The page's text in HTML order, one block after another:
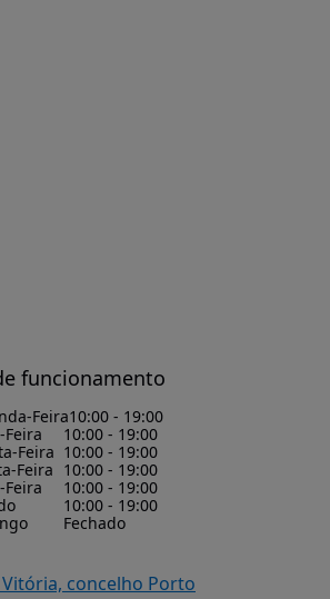
funcionamento
Feira10:00 - 19:00
Feira
10:00 - 19:00
Feira 10:00 - 19:00
Feira 10:00 - 19:00
Feira
10:00 - 19:00
10:00 - 19:00
Fechado
Vitória, concelho Porto